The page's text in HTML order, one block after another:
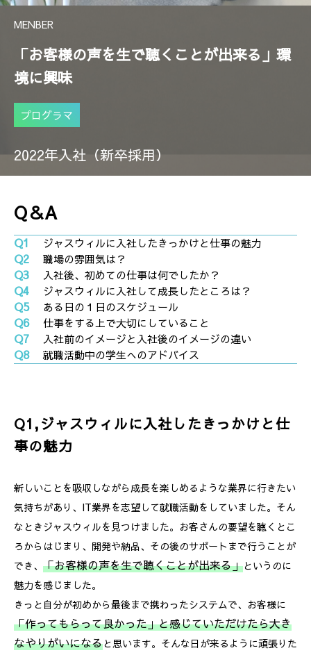
MENBER
「お客様の声を生で聴くことが出来る」環
境に興味
プログラマ
2022年入社（新卒採用）
Q＆A
Q1 ジャスウィルに入社したきっかけと仕事の魅力
Q2 職場の雰囲気は？
Q3 入社後、初めての仕事は何でしたか？
Q4 ジャスウィルに入社して成長したところは？
Q5 ある日の１日のスケジュール
Q6 仕事をする上で大切にしていること
Q7 入社前のイメージと入社後のイメージの違い
Q8 就職活動中の学生へのアドバイス
Q1,ジャスウィルに入社したきっかけと仕
事の魅力
新しいことを吸収しながら成長を楽しめるような業界に行きたい
気持ちがあり、IT業界を志望して就職活動をしていました。そん
なときジャスウィルを見つけました。お客さんの要望を聴くとこ
ろからはじまり、開発や納品、その後のサポートまで行うことが
でき、 「お客様の声を生で聴くことが出来る」というのに
魅力を感じました。
きっと自分が初めから最後まで携わったシステムで、お客様に
「作ってもらって良かった」と感じていただけたら大き
なやりがいになると思います。そんな日が来るように頑張りた